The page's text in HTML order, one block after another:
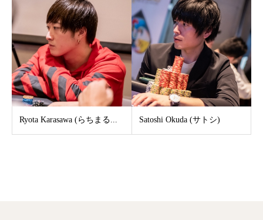
Ryota Karasawa (らちまる... Satoshi Okuda (サトシ)